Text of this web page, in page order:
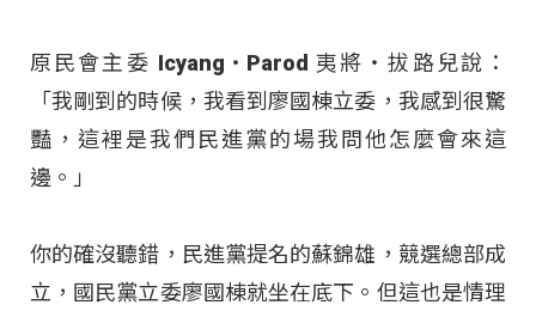
原民會主委 Icyang‧Parod 夷將‧拔路兒說：
「我剛到的時候，我看到廖國棟立委，我感到很驚
豔，這裡是我們民進黨的場我問他怎麼會來這
邊。」
你的確沒聽錯，民進黨提名的蘇錦雄，競選總部成
立，國民黨立委廖國棟就坐在底下。但這也是情理